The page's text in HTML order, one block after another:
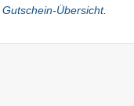
Gutschein-Übersicht.